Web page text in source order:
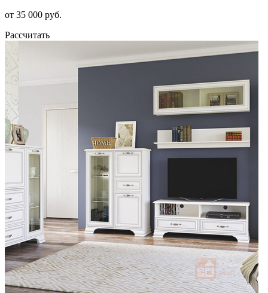
от 35 000 руб.
Рассчитать